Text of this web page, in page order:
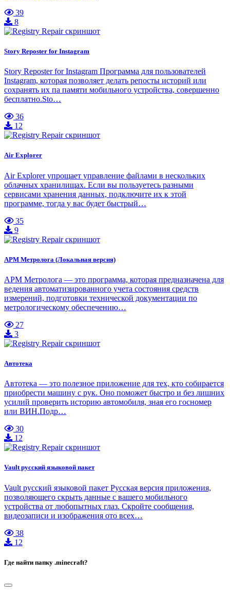
39
8
Story Reposter for Instagram
Story Reposter for Instagram Программа для пользователей
Instagram, которая позволяет делать репосты историй или
сохранять их па памяти мобильного устройства, совершенно
бесплатно.Sto…
36
12
Air Explorer
Air Explorer упрощает управление файлами в нескольких
облачных хранилищах. Если вы пользуетесь разными
сервисами хранения данных, подключите их к этой
программе, тогда у вас будет быстрый…
35
9
АРМ Метролога (Локальная версия)
АРМ Метролога — это программа, которая предназначена для
ведения автоматизированного учета состояния средств
измерений, подготовки технической документации по
метрологическому обеспечению…
27
3
Автотека
Автотека — это полезное приложение для тех, кто собирается
приобрести машину с рук. Оно поможет быстро и без лишних
усилий проверить историю автомобиля, зная его госномер
или ВИН.Подр…
30
12
Vault русский языковой пакет
Vault русский языковой пакет Русская версия приложения,
позволяющего скрыть данные с вашего мобильного
устройства от любопытных глаз. Скройте сообщения,
видеозаписи и изображения ото всех…
38
12
Где найти папку .minecraft?